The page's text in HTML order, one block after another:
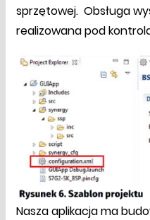
sprzętowej. Obsługa
realizowana pod
Nasza aplikacja ma